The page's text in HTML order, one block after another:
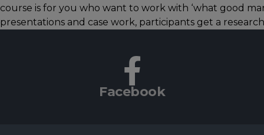
course is for you who want to work with ‘what good
presentations and case work, participants get a
Facebook